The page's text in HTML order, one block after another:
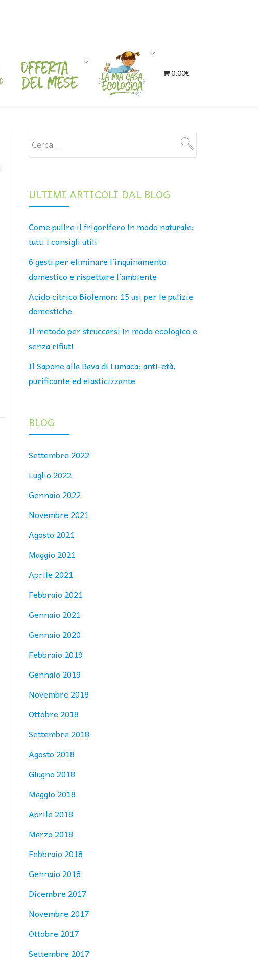
0,00€
ULTIMI ARTICOLI DAL BLOG
Come pulire il frigorifero in modo naturale:
tutti i consigli utili
6 gesti per eliminare l’inquinamento
domestico e rispettare l’ambiente
Acido citrico Biolemon: 15 usi per le pulizie
domestiche
Il metodo per struccarsi in modo ecologico e
senza rifiuti
Il Sapone alla Bava di Lumaca: anti-età,
purificante ed elasticizzante
BLOG
Settembre 2022
Luglio 2022
Gennaio 2022
Novembre 2021
Agosto 2021
Maggio 2021
Aprile 2021
Febbraio 2021
Gennaio 2021
Gennaio 2020
Febbraio 2019
Gennaio 2019
Novembre 2018
Ottobre 2018
Settembre 2018
Agosto 2018
Giugno 2018
Maggio 2018
Aprile 2018
Marzo 2018
Febbraio 2018
Gennaio 2018
Dicembre 2017
Novembre 2017
Ottobre 2017
Settembre 2017